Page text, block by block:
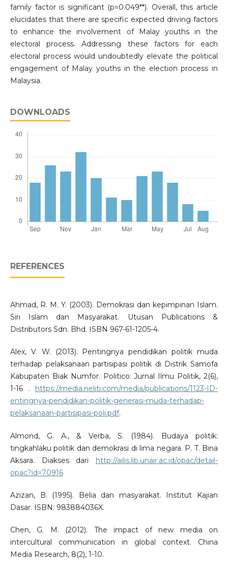
family factor is significant (p=0.049**). Overall, this article
elucidates that there are specific expected driving factors
to enhance the involvement of Malay youths in the
electoral process. Addressing these factors for each
electoral process would undoubtedly elevate the political
engagement of Malay youths in the election process in
Malaysia.
DOWNLOADS
REFERENCES
Ahmad, R. M. Y. (2003). Demokrasi dan kepimpinan Islam.
Siri Islam dan Masyarakat. Utusan Publications &
Distributors Sdn. Bhd. ISBN 967-61-1205-4.
Alex, V. W. (2013). Pentingnya pendidikan politik muda
terhadap pelaksanaan partisipasi politik di Distrik Samofa
Kabupaten Biak Numfor. Politico: Jurnal Ilmu Politik, 2(6),
1-16 .
https://media.neliti.com/media/publications/1123-ID-
entingnya-pendidikan-politik-generasi-muda-terhadap-
pelaksanaan-partisipasi-poli.pdf.
Almond, G. A., & Verba, S. (1984). Budaya politik:
tingkahlaku politik dan demokrasi di lima negara. P. T. Bina
Aksara. Diakses dari http://ailis.lib.unair.ac.id/opac/detail-
opac?id=70916
Azizan, B. (1995). Belia dan masyarakat. Institut Kajian
Dasar. ISBN: 983884036X.
Chen, G. M. (2012). The impact of new media on
intercultural communication in global context. China
Media Research, 8(2), 1-10.